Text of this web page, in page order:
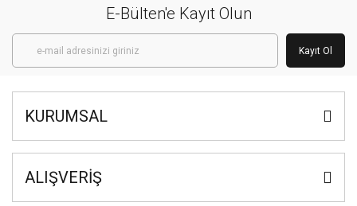
E-Bülten'e Kayıt Olun
Kayıt Ol
KURUMSAL
ALIŞVERİŞ